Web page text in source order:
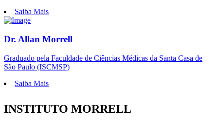
Saiba Mais
Dr. Allan Morrell
Graduado pela Faculdade de Ciências Médicas da Santa Casa de
São Paulo (ISCMSP)
Saiba Mais
INSTITUTO MORRELL